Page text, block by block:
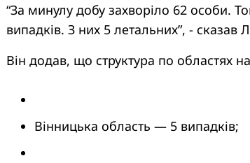
“За минулу добу захворіло 62 особи.
випадків. З них 5 летальних”, - сказав
Він додав, що структура по областях
Вінницька область — 5 випадків;